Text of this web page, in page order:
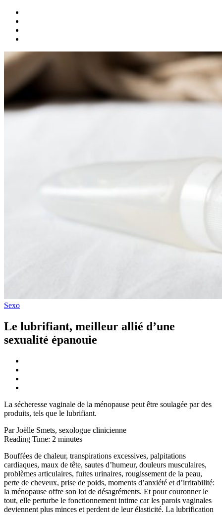
Sexo
Le lubrifiant, meilleur allié d’une
sexualité épanouie
La sécheresse vaginale de la ménopause peut être soulagée par des
produits, tels que le lubrifiant.
Par Joëlle Smets, sexologue clinicienne
Reading Time: 2 minutes
Bouffées de chaleur, transpirations excessives, palpitations
cardiaques, maux de tête, sautes d’humeur, douleurs musculaires,
problèmes articulaires, fuites urinaires, rougissement de la peau,
perte de cheveux, prise de poids, moments d’anxiété et d’irritabilité:
la ménopause offre son lot de désagréments. Et pour couronner le
tout, elle perturbe le fonctionnement intime car les parois vaginales
deviennent plus minces et perdent de leur élasticité. La lubrification